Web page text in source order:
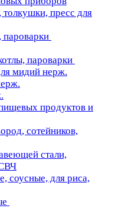
пресс для
пароварки
пароварки
мидий нерж.
продуктов и
сотейников,
стали,
соусные, для риса,